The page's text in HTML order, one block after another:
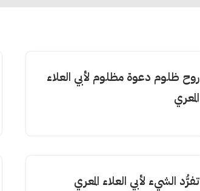
روح ظلوم دعوة مظلوم لأبي العلاء
المعري
تفرُّد الشيء لأبي العلاء المعري